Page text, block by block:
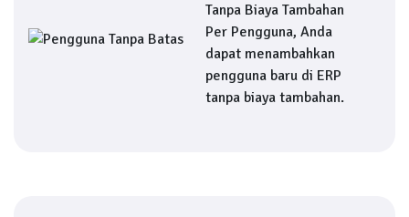
Tanpa Biaya Tambahan
Per Pengguna, Anda
dapat menambahkan
pengguna baru di ERP
tanpa biaya tambahan.